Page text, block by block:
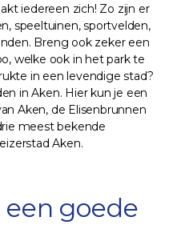
iedereen zich! Zo zijn er
speeltuinen, sportvelden,
Breng ook zeker een
welke ook in het park te
in een levendige stad?
in Aken. Hier kun je een
Aken, de Elisenbrunnen
meest bekende
Aken.
goede